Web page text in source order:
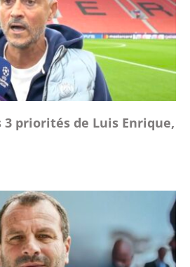
3 priorités de Luis Enrique,